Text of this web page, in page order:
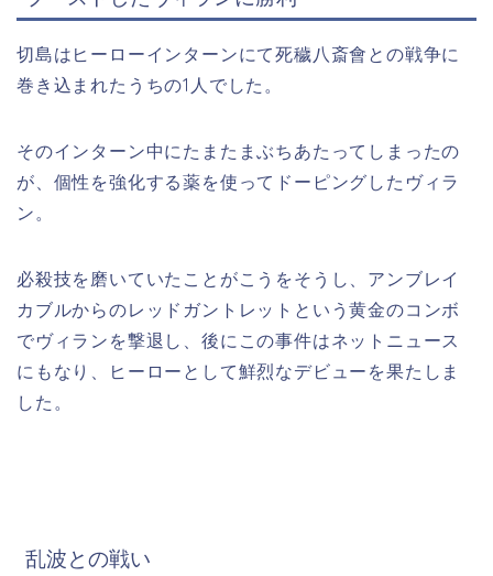
切島はヒーローインターンにて死穢八斎會との戦争に
巻き込まれたうちの1人でした。
そのインターン中にたまたまぶちあたってしまったの
が、個性を強化する薬を使ってドーピングしたヴィラ
ン。
必殺技を磨いていたことがこうをそうし、アンブレイ
カブルからのレッドガントレットという黄金のコンボ
でヴィランを撃退し、後にこの事件はネットニュース
にもなり、ヒーローとして鮮烈なデビューを果たしま
した。
乱波との戦い